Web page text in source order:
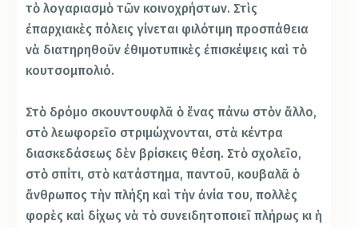
τὸ λογαριασμὸ τῶν κοινοχρήστων. Στὶς
ἐπαρχιακὲς πόλεις γίνεται φιλότιμη προσπάθεια
νὰ διατηρηθοῦν ἐθιμοτυπικὲς ἐπισκέψεις καὶ τὸ
κουτσομπολιό.
Στὸ δρόμο σκουντουφλᾶ ὁ ἕνας πάνω στὸν ἄλλο,
στὸ λεωφορεῖο στριμώχνονται, στὰ κέντρα
διασκεδάσεως δὲν βρίσκεις θέση. Στὸ σχολεῖο,
στὸ σπίτι, στὸ κατάστημα, παντοῦ, κουβαλᾶ ὁ
ἄνθρωπος τὴν πλήξη καὶ τὴν ἀνία του, πολλὲς
φορὲς καὶ δίχως νὰ τὸ συνειδητοποιεῖ πλήρως κι ἡ